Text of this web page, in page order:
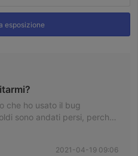
esposizione
che ho usato il bug
sono andati persi, perché
2021-04-19 09:06